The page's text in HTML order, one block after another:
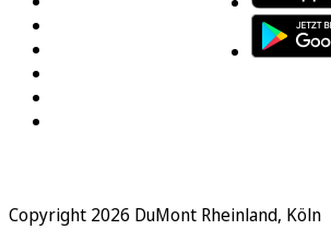
Copyright 2026 DuMont Rheinland, Köln